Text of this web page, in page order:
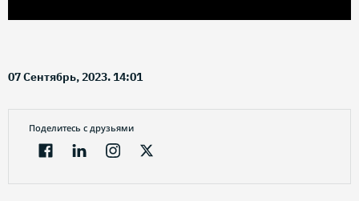
07 Сентябрь, 2023. 14:01
Поделитесь с друзьями